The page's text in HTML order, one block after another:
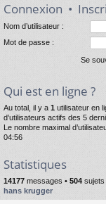
Connexion •
Nom d’utilisateur :
Mot de passe :
Se
Qui est en ligne ?
Au total, il y a 1 utilisateur en
d’utilisateurs actifs des 5
Le nombre maximal
04:56
Statistiques
14177 messages • 504 sujets
hans krugger